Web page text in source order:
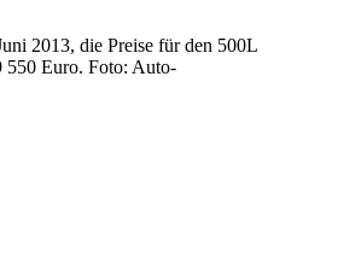
2013, die Preise für den 500L
550 Euro. Foto: Auto-